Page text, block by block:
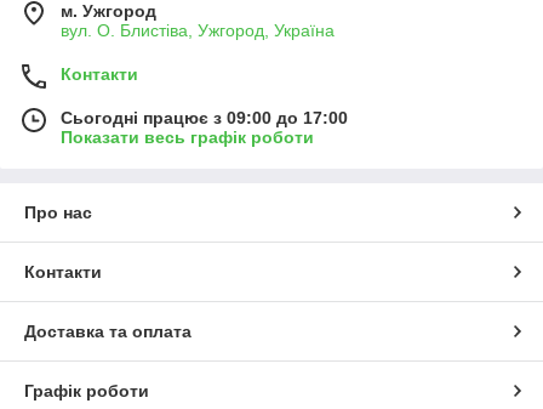
м. Ужгород
вул. О. Блистіва, Ужгород, Україна
Контакти
Сьогодні працює з 09:00 до 17:00
Показати весь графік роботи
Про нас
Контакти
Доставка та оплата
Графік роботи